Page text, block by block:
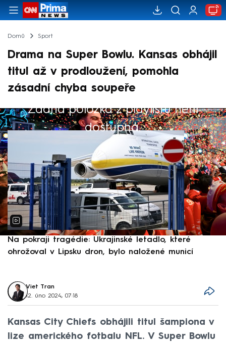
Domů Sport
Drama na Super Bowlu. Kansas obhájil
titul až v prodloužení, pomohla
zásadní chyba soupeře
Žádná položka z playlistu není
dostupná.
Výběr redakce
Na pokraji tragédie: Ukrajinské letadlo, které
ohrožoval v Lipsku dron, bylo naložené municí
Viet Tran
12. úno 2024, 07:18
Kansas City Chiefs obhájili titul šampiona v
lize amerického fotbalu NFL. V Super Bowlu